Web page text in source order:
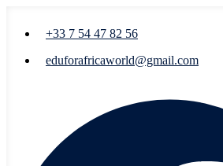
+33 7 54 47 82 56
eduforafricaworld@gmail.com